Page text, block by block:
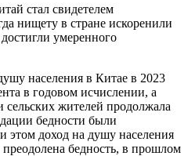
стал свидетелем
нищету в стране искоренили
умеренного
населения в Китае в 2023
в годовом исчислении, а
сельских жителей продолжала
бедности были
этом доход на душу населения
бедность, в прошлом